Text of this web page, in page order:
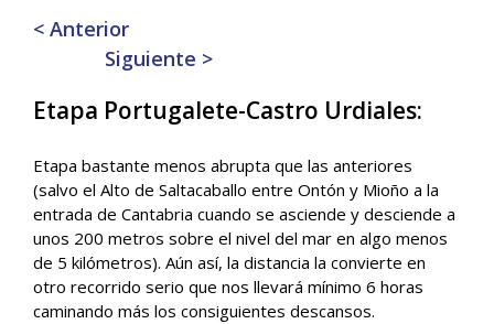
< Anterior
Siguiente >
Etapa Portugalete-Castro Urdiales:
Etapa bastante menos abrupta que las anteriores
(salvo el Alto de Saltacaballo entre Ontón y Mioño a la
entrada de Cantabria cuando se asciende y desciende a
unos 200 metros sobre el nivel del mar en algo menos
de 5 kilómetros). Aún así, la distancia la convierte en
otro recorrido serio que nos llevará mínimo 6 horas
caminando más los consiguientes descansos.